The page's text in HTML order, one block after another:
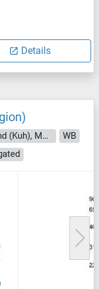
Details
Reaktivität: Human, Maus, Rind (Kuh), Meerschweinchen, Ratte, Hund, Pferd, Kaninchen, Schwein
WB